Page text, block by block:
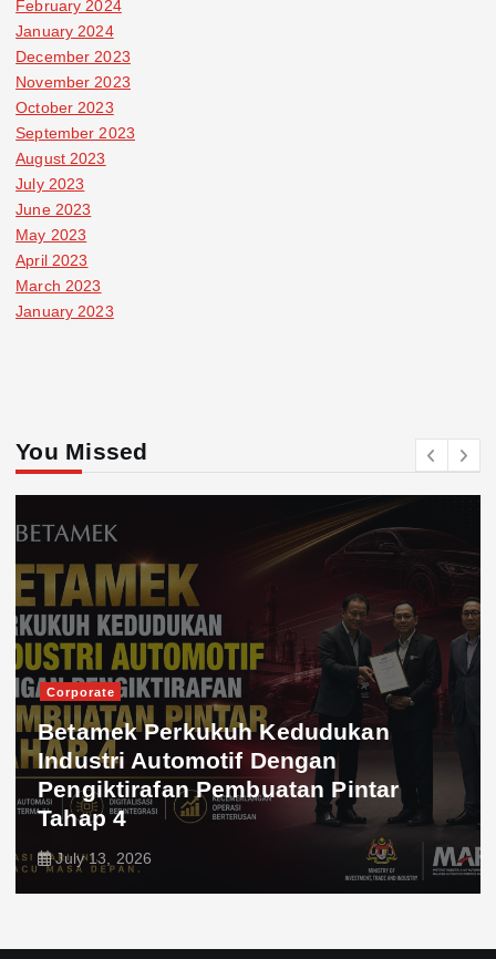
February 2024
January 2024
December 2023
November 2023
October 2023
September 2023
August 2023
July 2023
June 2023
May 2023
April 2023
March 2023
January 2023
You Missed
Corporate
Betamek Perkukuh Kedudukan
Industri Automotif Dengan
Pengiktirafan Pembuatan Pintar
Tahap 4
July 13, 2026